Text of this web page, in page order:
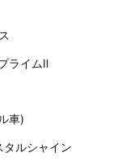
ライムⅡ
車)
タルシャイン